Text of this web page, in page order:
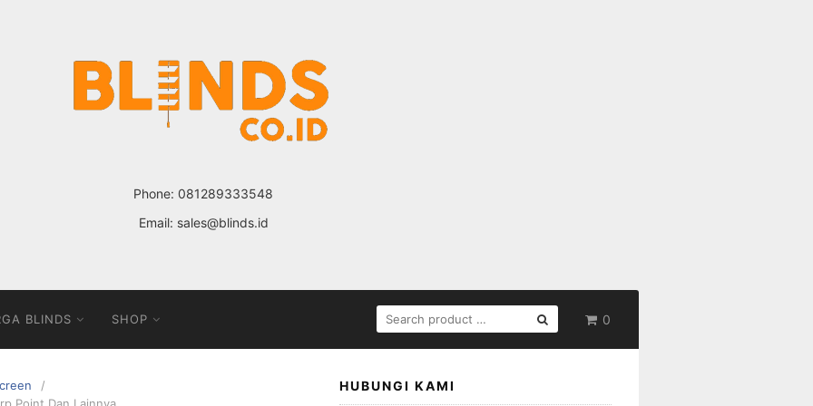
Phone: 081289333548
Email: sales@blinds.id
0
BLINDS SHOP
SEARCH
FOR:
Point Dan Lainnya
HUBUNGI KAMI